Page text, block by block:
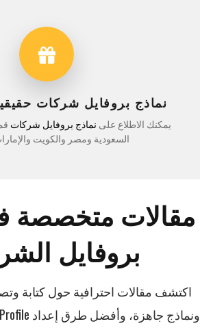
نماذج بروفايل شركات
يمكنك الاطلاع على نماذج بروفايل شركات
السعودية ومصر والكويت
مقالات متخصصة
بروفايل
اكتشف مقالات احترافية حول كتابة